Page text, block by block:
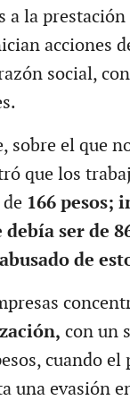
a la
acciones
social,
sobre el que
que los
166 pesos;
ser de
de
con un
cuando
una evasión